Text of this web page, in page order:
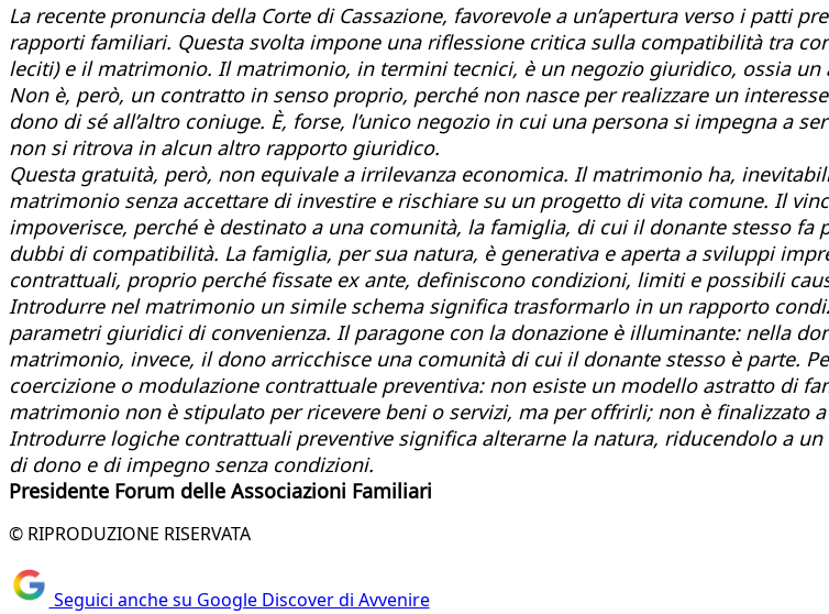
La recente pronuncia della Corte di Cassazione, favorevole a un’apertura verso i patti
rapporti familiari. Questa svolta impone una riflessione critica sulla compatibilità tra
leciti) e il matrimonio. Il matrimonio, in termini tecnici, è un negozio giuridico, ossia
Non è, però, un contratto in senso proprio, perché non nasce per realizzare un
dono di sé all’altro coniuge. È, forse, l’unico negozio in cui una persona si impegna a
non si ritrova in alcun altro rapporto giuridico.
Questa gratuità, però, non equivale a irrilevanza economica. Il matrimonio ha,
matrimonio senza accettare di investire e rischiare su un progetto di vita comune. Il
impoverisce, perché è destinato a una comunità, la famiglia, di cui il donante stesso
dubbi di compatibilità. La famiglia, per sua natura, è generativa e aperta a sviluppi
contrattuali, proprio perché fissate ex ante, definiscono condizioni, limiti e possibili
Introdurre nel matrimonio un simile schema significa trasformarlo in un rapporto
parametri giuridici di convenienza. Il paragone con la donazione è illuminante: nella
matrimonio, invece, il dono arricchisce una comunità di cui il donante stesso è parte.
coercizione o modulazione contrattuale preventiva: non esiste un modello astratto di
matrimonio non è stipulato per ricevere beni o servizi, ma per offrirli; non è finalizzato
Introdurre logiche contrattuali preventive significa alterarne la natura, riducendolo a
di dono e di impegno senza condizioni.
Presidente Forum delle Associazioni Familiari
© RIPRODUZIONE RISERVATA
Seguici anche su Google Discover di Avvenire